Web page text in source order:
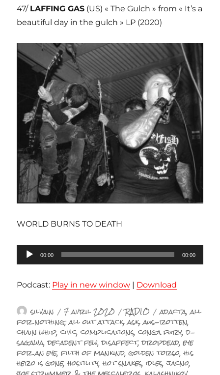
47/ LAFFING GAS (US) « The Gulch » from « It’s a
beautiful day in the gulch » LP (2020)
WORLD BURNS TO DEATH
Lecteur
audio
00:00 00:00
Podcast: Play in new window | Download
Auteur
silvain Publié
le
7 avril 2020 Catégories
RADIO Étiquettes
adacta,all
for nothing,all out attack,ask,aus-rotten,
chain whip,civic,complications,conga fury,d-
sagawa,decadent few,disaffect,dropdead,eye
for an eye,filth of mankind,golden torso,his
hero is gone,hostility,hot snakes,idles,jacno,